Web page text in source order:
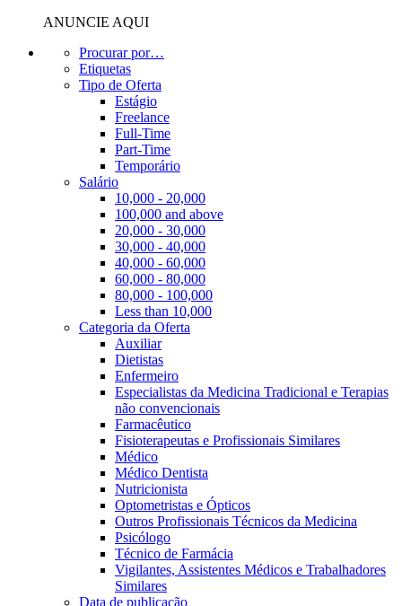
ANUNCIE AQUI
Procurar por…
Etiquetas
Tipo de Oferta
Estágio
Freelance
Full-Time
Part-Time
Temporário
Salário
10,000 - 20,000
100,000 and above
20,000 - 30,000
30,000 - 40,000
40,000 - 60,000
60,000 - 80,000
80,000 - 100,000
Less than 10,000
Categoria da Oferta
Auxiliar
Dietistas
Enfermeiro
Especialistas da Medicina Tradicional e Terapias
não convencionais
Farmacêutico
Fisioterapeutas e Profissionais Similares
Médico
Médico Dentista
Nutricionista
Optometristas e Ópticos
Outros Profissionais Técnicos da Medicina
Psicólogo
Técnico de Farmácia
Vigilantes, Assistentes Médicos e Trabalhadores
Similares
Data de publicação